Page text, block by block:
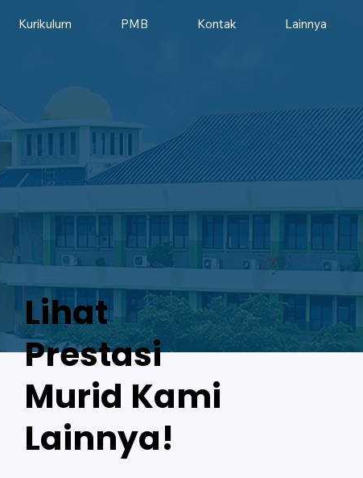
Kurikulum PMB Kontak Lainnya
Lihat
Prestasi
Murid Kami
Lainnya!